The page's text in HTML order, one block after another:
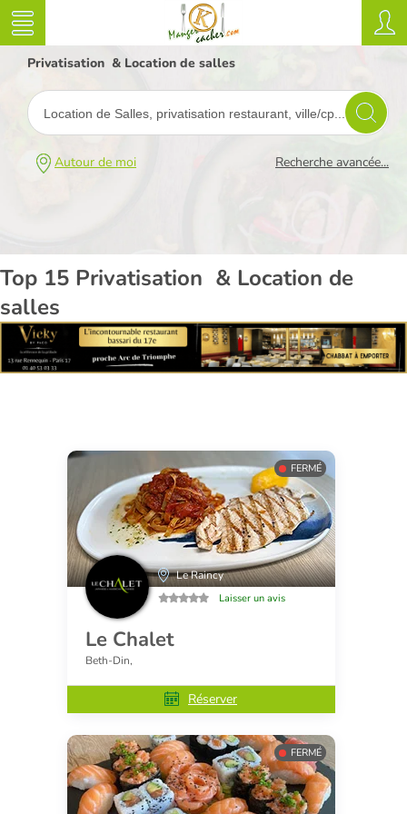
Privatisation & Location de salles
Autour de moi Recherche avancée...
Top 15 Privatisation & Location de
salles
FERMÉ
Le Raincy
Laisser un avis
Le Chalet
Beth-Din,
Réserver
FERMÉ